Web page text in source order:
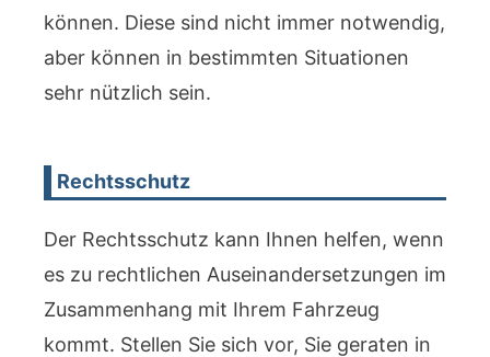
können. Diese sind nicht immer notwendig,
aber können in bestimmten Situationen
sehr nützlich sein.
Rechtsschutz
Der Rechtsschutz kann Ihnen helfen, wenn
es zu rechtlichen Auseinandersetzungen im
Zusammenhang mit Ihrem Fahrzeug
kommt. Stellen Sie sich vor, Sie geraten in